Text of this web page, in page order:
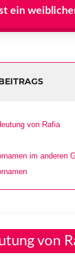
ein
von Rafia
im anderen
von